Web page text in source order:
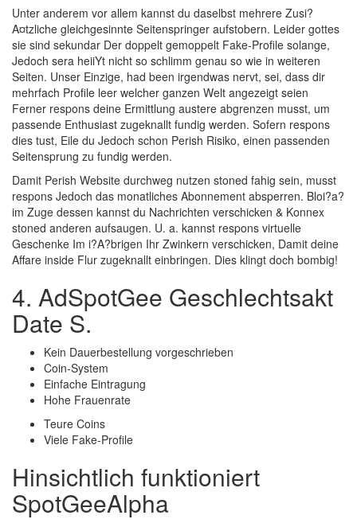
Unter anderem vor allem kannst du daselbst mehrere Zusi?
A¤tzliche gleichgesinnte Seitenspringer aufstobern. Leider gottes
sie sind sekundar Der doppelt gemoppelt Fake-Profile solange,
Jedoch sera heiiYt nicht so schlimm genau so wie in weiteren
Seiten. Unser Einzige, had been irgendwas nervt, sei, dass dir
mehrfach Profile leer welcher ganzen Welt angezeigt seien
Ferner respons deine Ermittlung austere abgrenzen musst, um
passende Enthusiast zugeknallt fundig werden. Sofern respons
dies tust, Eile du Jedoch schon Perish Risiko, einen passenden
Seitensprung zu fundig werden.
Damit Perish Website durchweg nutzen stoned fahig sein, musst
respons Jedoch das monatliches Abonnement absperren. Bloi?a?
im Zuge dessen kannst du Nachrichten verschicken & Konnex
stoned anderen aufsaugen. U. a. kannst respons virtuelle
Geschenke Im i?A?brigen Ihr Zwinkern verschicken, Damit deine
Affare inside Flur zugeknallt einbringen. Dies klingt doch bombig!
4. AdSpotGee Geschlechtsakt
Date S.
Kein Dauerbestellung vorgeschrieben
Coin-System
Einfache Eintragung
Hohe Frauenrate
Teure Coins
Viele Fake-Profile
Hinsichtlich funktioniert
SpotGeeAlpha